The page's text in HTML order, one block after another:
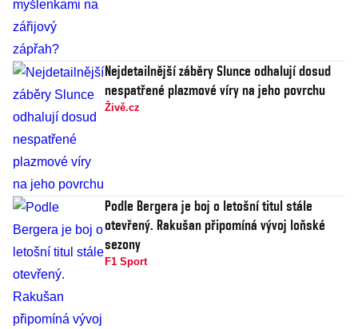
Nejdetailnější záběry Slunce odhalují dosud
nespatřené plazmové víry na jeho povrchu
Živě.cz
Podle Bergera je boj o letošní titul stále
otevřený. Rakušan připomíná vývoj loňské
sezony
F1 Sport